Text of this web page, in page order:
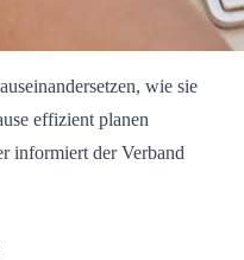
wie sie
effizient planen
informiert der Verband